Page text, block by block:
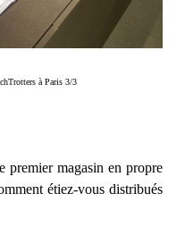
à Paris 3/3
premier magasin en propre
étiez-vous distribués